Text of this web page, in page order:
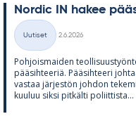
Nor­dic IN ha­kee
Kategoriat
Uutiset
2.6.2026
Poh­jois­mai­den
pää­sih­tee­riä. Pää­sih­teeri
vas­taa jär­jes­tön joh­don
kuu­luu siksi pit­kälti po­liit­tista...